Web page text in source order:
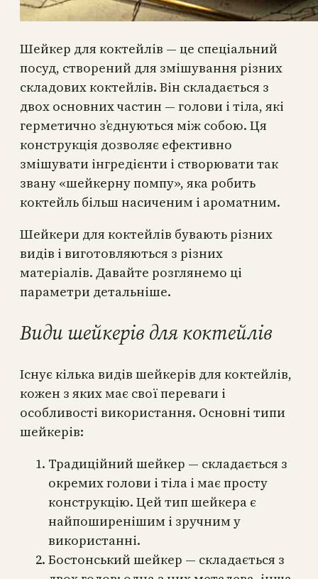
Шейкер для коктейлів — це спеціальний
посуд, створений для змішування різних
складових коктейлів. Він складається з
двох основних частин — голови і тіла, які
герметично з’єднуються між собою. Ця
конструкція дозволяє ефективно
змішувати інгредієнти і створювати так
звану «шейкерну помпу», яка робить
коктейль більш насиченим і ароматним.
Шейкери для коктейлів бувають різних
видів і виготовляються з різних
матеріалів. Давайте розглянемо ці
параметри детальніше.
Види шейкерів для коктейлів
Існує кілька видів шейкерів для коктейлів,
кожен з яких має свої переваги і
особливості використання. Основні типи
шейкерів:
Традиційний шейкер — складається з
окремих голови і тіла і має просту
конструкцію. Цей тип шейкера є
найпоширенішим і зручним у
використанні.
Бостонський шейкер — складається з